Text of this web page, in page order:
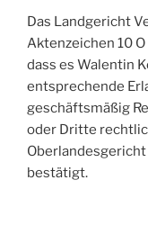
nicht
betroffen
ist“
Das Landgericht
Aktenzeichen 10
dass es Walentin
entsprechende
geschäftsmäßig
oder Dritte
bestätigt.